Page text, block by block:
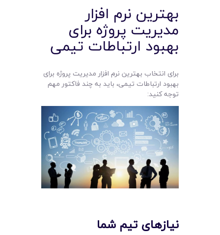
بهترین نرم افزار
مدیریت پروژه برای
بهبود ارتباطات تیمی
برای انتخاب بهترین نرم افزار مدیریت پروژه برای
بهبود ارتباطات تیمی، باید به چند فاکتور مهم
توجه کنید:
نیازهای تیم شما